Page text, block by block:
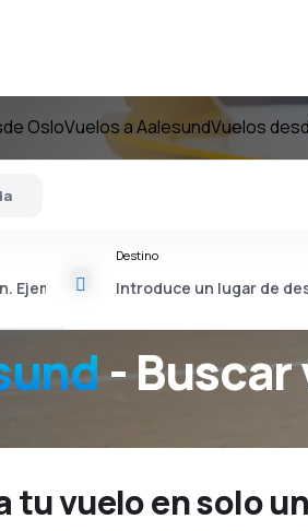
OsloVuelos a AalesundVuelos
- Buscar
Destino
tu vuelo en solo